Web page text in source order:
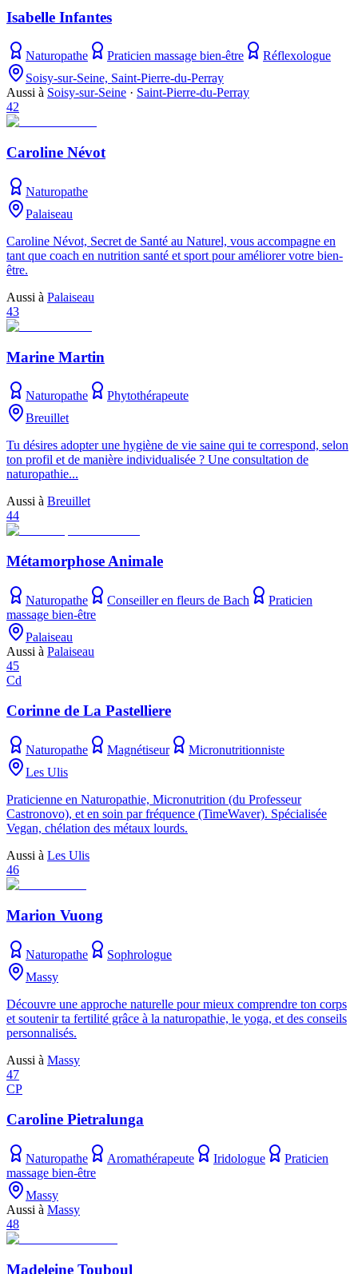
Isabelle Infantes
Naturopathe Praticien massage bien-être
Réflexologue
Soisy-sur-Seine, Saint-Pierre-du-Perray
Aussi à Soisy-sur-Seine · Saint-Pierre-du-Perray
42
Caroline Névot
Naturopathe
Palaiseau
Caroline Névot, Secret de Santé au Naturel, vous accompagne en
tant que coach en nutrition santé et sport pour améliorer votre bien-
être.
Aussi à Palaiseau
43
Marine Martin
Naturopathe
Phytothérapeute
Breuillet
Tu désires adopter une hygiène de vie saine qui te correspond, selon
ton profil et de manière individualisée ? Une consultation de
naturopathie...
Aussi à Breuillet
44
Métamorphose Animale
Naturopathe Conseiller en fleurs de Bach
Praticien
massage bien-être
Palaiseau
Aussi à Palaiseau
45
Cd
Corinne de La Pastelliere
Naturopathe Magnétiseur
Micronutritionniste
Les Ulis
Praticienne en Naturopathie, Micronutrition (du Professeur
Castronovo), et en soin par fréquence (TimeWaver). Spécialisée
Vegan, chélation des métaux lourds.
Aussi à Les Ulis
46
Marion Vuong
Naturopathe
Sophrologue
Massy
Découvre une approche naturelle pour mieux comprendre ton corps
et soutenir ta fertilité grâce à la naturopathie, le yoga, et des conseils
personnalisés.
Aussi à Massy
47
CP
Caroline Pietralunga
Naturopathe Aromathérapeute Iridologue
Praticien
massage bien-être
Massy
Aussi à Massy
48
Madeleine Touboul